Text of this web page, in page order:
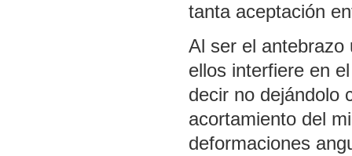
tanta aceptación
Al ser el antebrazo
ellos interfiere en
decir no dejándolo
acortamiento del
deformaciones